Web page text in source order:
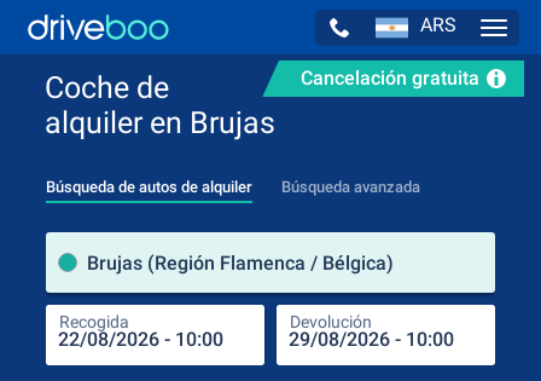
ARS
Cancelación gratuita
Coche de
alquiler en Brujas
Búsqueda de autos de alquiler Búsqueda avanzada
Brujas (Región Flamenca / Bélgica)
Recogida Devolución